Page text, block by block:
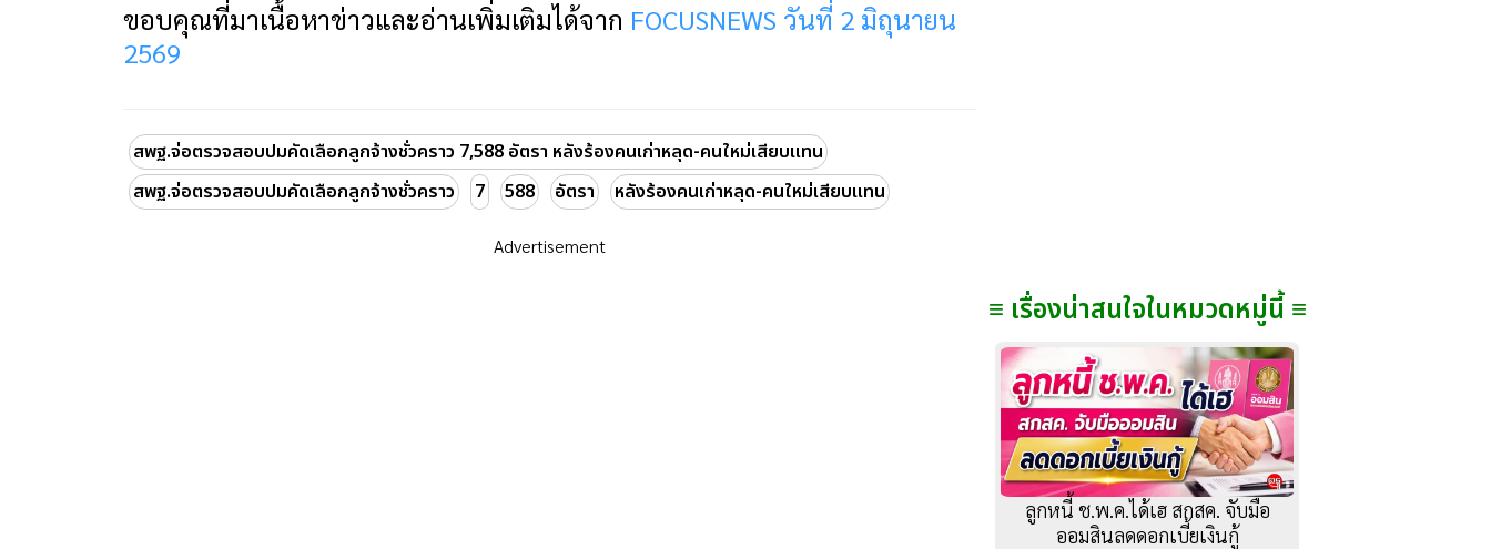
ขอบคุณที่มาเนื้อหาข่าวและอ่านเพิ่มเติมได้จาก FOCUSNEWS วันที่ 2 มิถุนายน
2569
สพฐ.จ่อตรวจสอบปมคัดเลือกลูกจ้างชั่วคราว 7,588 อัตรา หลังร้องคนเก่าหลุด-คนใหม่เสียบแทน
สพฐ.จ่อตรวจสอบปมคัดเลือกลูกจ้างชั่วคราว
7 588 อัตรา หลังร้องคนเก่าหลุด-คนใหม่เสียบแทน
Advertisement
≡ เรื่องน่าสนใจในหมวดหมู่นี้ ≡
ลูกหนี้ ช.พ.ค.ได้เฮ สกสค. จับมือ
ออมสินลดดอกเบี้ยเงินกู้